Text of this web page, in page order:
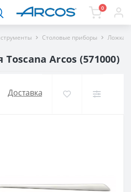
0
Столовые приборы Ложка
Arcos (571000)
Доставка и оплата Отзывов (0)